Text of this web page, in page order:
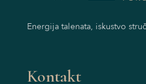
Energija talenata, iskustvo
Kontakt